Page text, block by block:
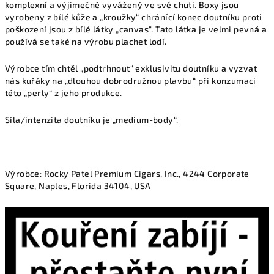
komplexní a výjimečně vyvážený ve své chuti. Boxy jsou
vyrobeny z bílé kůže a „kroužky“ chránící konec doutníku proti
poškození jsou z bílé látky „canvas“. Tato látka je velmi pevná a
používá se také na výrobu plachet lodí.
Výrobce tím chtěl „podtrhnout“ exklusivitu doutníku a vyzvat
nás kuřáky na „dlouhou dobrodružnou plavbu“ při konzumaci
této „perly“ z jeho produkce.
Síla/intenzita doutníku je „medium-body“.
Výrobce: Rocky Patel Premium Cigars, Inc., 4244 Corporate
Square, Naples, Florida 34104, USA